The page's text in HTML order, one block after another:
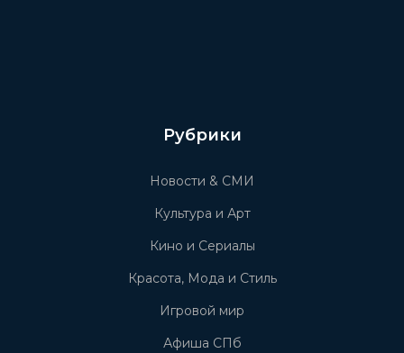
Рубрики
Новости & СМИ
Культура и Арт
Кино и Сериалы
Красота, Мода и Стиль
Игровой мир
Афиша СПб